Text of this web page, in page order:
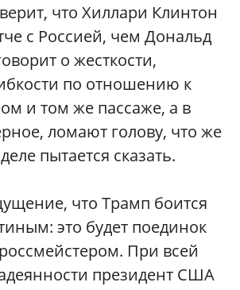
что Хиллари Клинтон
с Россией, чем Дональд
о жесткости,
по отношению к
и том же пассаже, а в
ломают голову, что же
пытается сказать.
что Трамп боится
это будет поединок
При всей
президент США